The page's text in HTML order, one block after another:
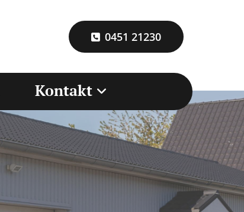
0451 21230
Kontakt